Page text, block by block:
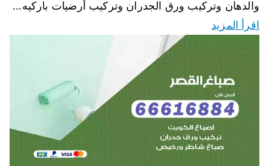
والدهان وتركيب ورق الجدران وتركيب أرضيات باركيه…
اقرأ المزيد